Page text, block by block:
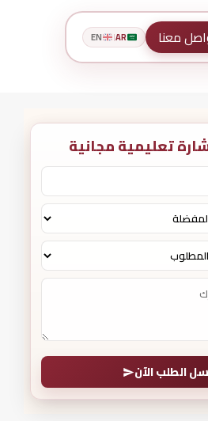
معنا AR
|
EN
تعليمية مجانية
الطلب الآن